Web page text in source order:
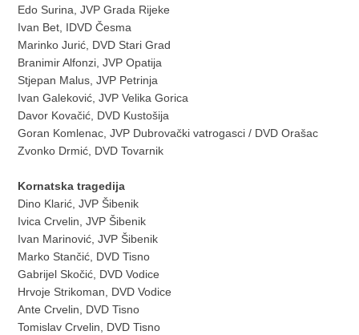
Edo Surina, JVP Grada Rijeke
Ivan Bet, IDVD Česma
Marinko Jurić, DVD Stari Grad
Branimir Alfonzi, JVP Opatija
Stjepan Malus, JVP Petrinja
Ivan Galeković, JVP Velika Gorica
Davor Kovačić, DVD Kustošija
Goran Komlenac, JVP Dubrovački vatrogasci / DVD Orašac
Zvonko Drmić, DVD Tovarnik
Kornatska tragedija
Dino Klarić, JVP Šibenik
Ivica Crvelin, JVP Šibenik
Ivan Marinović, JVP Šibenik
Marko Stančić, DVD Tisno
Gabrijel Skočić, DVD Vodice
Hrvoje Strikoman, DVD Vodice
Ante Crvelin, DVD Tisno
Tomislav Crvelin, DVD Tisno